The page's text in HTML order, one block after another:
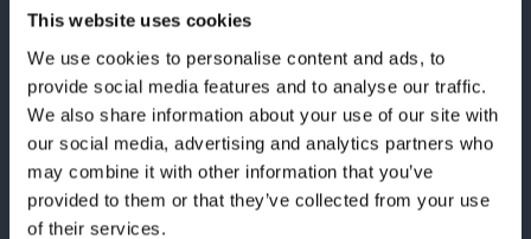
This website uses cookies
We use cookies to personalise content and ads, to
provide social media features and to analyse our traffic.
We also share information about your use of our site with
our social media, advertising and analytics partners who
may combine it with other information that you’ve
provided to them or that they’ve collected from your use
of their services.
Ønsker du å kontakte oss kan
du bruke skjemaet eller finne
vår kontaktinformasjon her:
Cepheo Norge
Karenslyst Alle 53, 10.etage